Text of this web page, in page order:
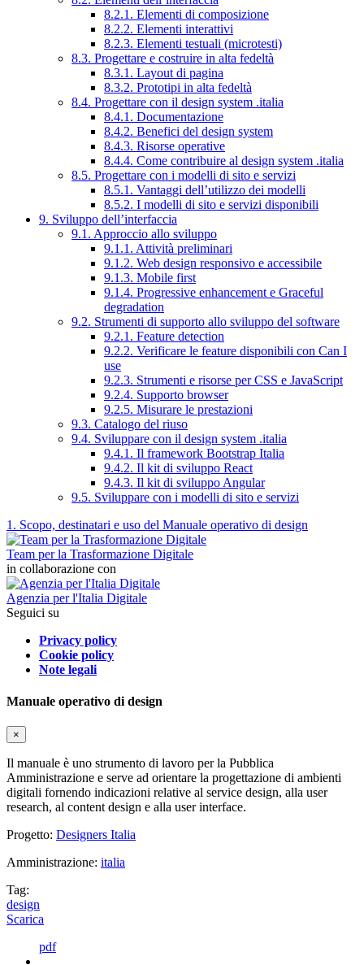
8.2.1. Elementi di composizione
8.2.2. Elementi interattivi
8.2.3. Elementi testuali (microtesti)
8.3. Progettare e costruire in alta fedeltà
8.3.1. Layout di pagina
8.3.2. Prototipi in alta fedeltà
8.4. Progettare con il design system .italia
8.4.1. Documentazione
8.4.2. Benefici del design system
8.4.3. Risorse operative
8.4.4. Come contribuire al design system .italia
8.5. Progettare con i modelli di sito e servizi
8.5.1. Vantaggi dell’utilizzo dei modelli
8.5.2. I modelli di sito e servizi disponibili
9. Sviluppo dell’interfaccia
9.1. Approccio allo sviluppo
9.1.1. Attività preliminari
9.1.2. Web design responsivo e accessibile
9.1.3. Mobile first
9.1.4. Progressive enhancement e Graceful
degradation
9.2. Strumenti di supporto allo sviluppo del software
9.2.1. Feature detection
9.2.2. Verificare le feature disponibili con Can I
use
9.2.3. Strumenti e risorse per CSS e JavaScript
9.2.4. Supporto browser
9.2.5. Misurare le prestazioni
9.3. Catalogo del riuso
9.4. Sviluppare con il design system .italia
9.4.1. Il framework Bootstrap Italia
9.4.2. Il kit di sviluppo React
9.4.3. Il kit di sviluppo Angular
9.5. Sviluppare con i modelli di sito e servizi
1. Scopo, destinatari e uso del Manuale operativo di design
Team per la Trasformazione Digitale
in collaborazione con
Agenzia per l'Italia Digitale
Seguici su
Privacy policy
Cookie policy
Note legali
Manuale operativo di design
×
Il manuale è uno strumento di lavoro per la Pubblica
Amministrazione e serve ad orientare la progettazione di ambienti
digitali fornendo indicazioni relative al service design, alla user
research, al content design e alla user interface.
Progetto: Designers Italia
Amministrazione: italia
Tag:
design
Scarica
pdf